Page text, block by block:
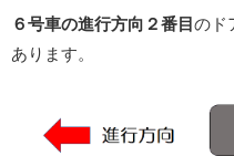
６号車の進行方向２番目 のド
あります。